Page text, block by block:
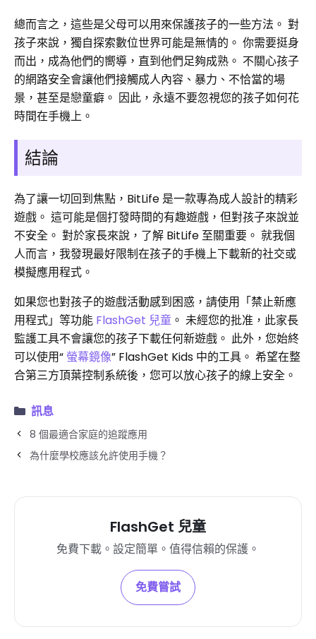
總而言之，這些是父母可以用來保護孩子的一些方法。 對
孩子來說，獨自探索數位世界可能是無情的。 你需要挺身
而出，成為他們的嚮導，直到他們足夠成熟。 不關心孩子
的網路安全會讓他們接觸成人內容、暴力、不恰當的場
景，甚至是戀童癖。 因此，永遠不要忽視您的孩子如何花
時間在手機上。
結論
為了讓一切回到焦點，BitLife 是一款專為成人設計的精彩
遊戲。 這可能是個打發時間的有趣遊戲，但對孩子來說並
不安全。 對於家長來說，了解 BitLife 至關重要。 就我個
人而言，我發現最好限制在孩子的手機上下載新的社交或
模擬應用程式。
如果您也對孩子的遊戲活動感到困惑，請使用「禁止新應
用程式」等功能 FlashGet 兒童 。 未經您的批准，此家長
監護工具不會讓您的孩子下載任何新遊戲。 此外，您始終
可以使用“ 螢幕鏡像” FlashGet Kids 中的工具。 希望在整
合第三方頂葉控制系統後，您可以放心孩子的線上安全。
訊息
8 個最適合家庭的追蹤應用
為什麼學校應該允許使用手機？
FlashGet 兒童
免費下載。設定簡單。值得信賴的保護。
免費嘗試